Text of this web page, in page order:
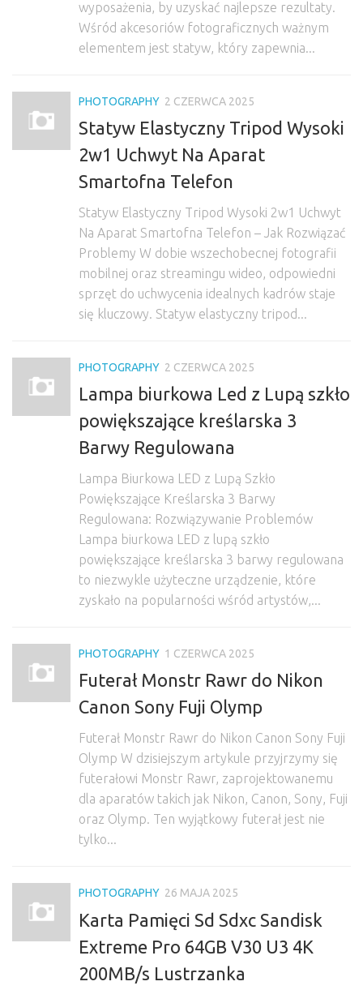
wyposażenia, by uzyskać najlepsze rezultaty.
Wśród akcesoriów fotograficznych ważnym
elementem jest statyw, który zapewnia...
PHOTOGRAPHY 2 CZERWCA 2025
Statyw Elastyczny Tripod Wysoki
2w1 Uchwyt Na Aparat
Smartofna Telefon
Statyw Elastyczny Tripod Wysoki 2w1 Uchwyt
Na Aparat Smartofna Telefon – Jak Rozwiązać
Problemy W dobie wszechobecnej fotografii
mobilnej oraz streamingu wideo, odpowiedni
sprzęt do uchwycenia idealnych kadrów staje
się kluczowy. Statyw elastyczny tripod...
PHOTOGRAPHY 2 CZERWCA 2025
Lampa biurkowa Led z Lupą szkło
powiększające kreślarska 3
Barwy Regulowana
Lampa Biurkowa LED z Lupą Szkło
Powiększające Kreślarska 3 Barwy
Regulowana: Rozwiązywanie Problemów
Lampa biurkowa LED z lupą szkło
powiększające kreślarska 3 barwy regulowana
to niezwykle użyteczne urządzenie, które
zyskało na popularności wśród artystów,...
PHOTOGRAPHY 1 CZERWCA 2025
Futerał Monstr Rawr do Nikon
Canon Sony Fuji Olymp
Futerał Monstr Rawr do Nikon Canon Sony Fuji
Olymp W dzisiejszym artykule przyjrzymy się
futerałowi Monstr Rawr, zaprojektowanemu
dla aparatów takich jak Nikon, Canon, Sony, Fuji
oraz Olymp. Ten wyjątkowy futerał jest nie
tylko...
PHOTOGRAPHY 26 MAJA 2025
Karta Pamięci Sd Sdxc Sandisk
Extreme Pro 64GB V30 U3 4K
200MB/s Lustrzanka